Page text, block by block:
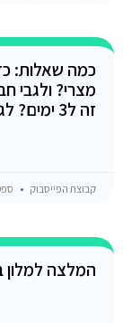
כמה שאלות:
מצרי? ולגבי
זה ל3 ימים? לגבי מונית לדהב…
קבוצת הפייסבוק
המלצה